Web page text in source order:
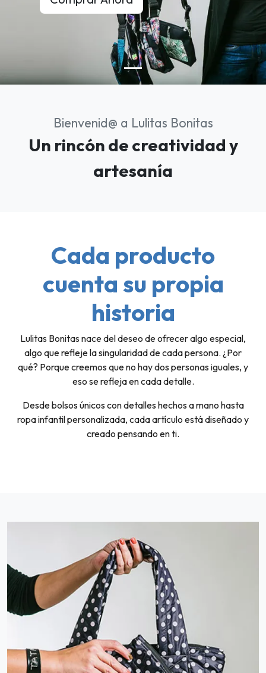
Bienvenid@ a Lulitas Bonitas
Un rincón de creatividad y
artesanía
Cada producto
cuenta su propia
historia
Lulitas Bonitas nace del deseo de ofrecer algo especial,
algo que refleje la singularidad de cada persona. ¿Por
qué? Porque creemos que no hay dos personas iguales, y
eso se refleja en cada detalle.
Desde bolsos únicos con detalles hechos a mano hasta
ropa infantil personalizada, cada artículo está diseñado y
creado pensando en ti.